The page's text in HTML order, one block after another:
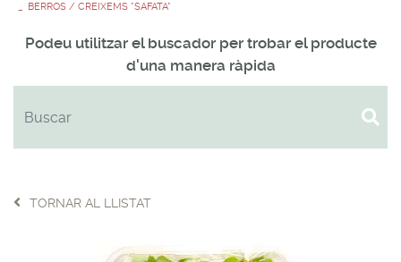
BERROS / CREIXEMS *SAFATA*
Podeu utilitzar el buscador per trobar el producte
d'una manera ràpida
TORNAR AL LLISTAT